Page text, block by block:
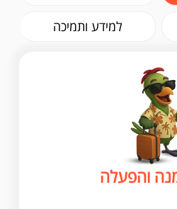
למידע ותמיכה
והפעלה